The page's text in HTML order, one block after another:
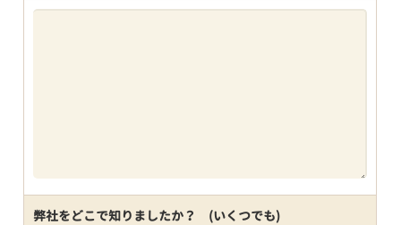
弊社をどこで知りましたか？ (いくつでも)